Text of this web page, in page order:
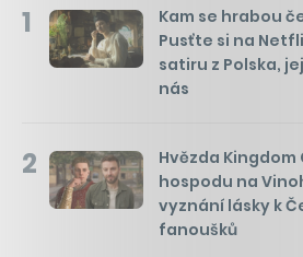
1
Kam se hrabou
Pusťte si na
satiru z Polska,
nás
2
Hvězda
hospodu na
vyznání lásky k
fanoušků